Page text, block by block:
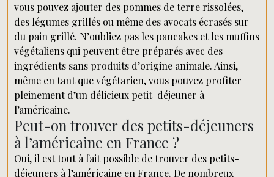
vous pouvez ajouter des pommes de terre rissolées,
des légumes grillés ou même des avocats écrasés sur
du pain grillé. N’oubliez pas les pancakes et les muffins
végétaliens qui peuvent être préparés avec des
ingrédients sans produits d’origine animale. Ainsi,
même en tant que végétarien, vous pouvez profiter
pleinement d’un délicieux petit-déjeuner à
l’américaine.
Peut-on trouver des petits-déjeuners
à l’américaine en France ?
Oui, il est tout à fait possible de trouver des petits-
déjeuners à l’américaine en France. De nombreux